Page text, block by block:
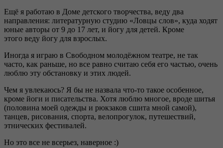
Ещё я работаю в Доме детского творчества, веду два
направления: литературную студию «Ловцы слов», куда ходят
юные авторы от 9 до 17 лет, и йогу для детей. Кроме
этого веду йогу для взрослых.
Иногда я играю в Свободном молодёжном театре, не так
часто, как раньше, но все равно считаю себя его частью, очень
люблю эту обстановку и этих людей.
Чем я увлекаюсь? Я бы не назвала что-то такое особенное,
кроме йоги и писательства. Хотя люблю многое, вроде шитья
(половина моей одежды и рюкзаков сшита мной самой),
танцев, рисования, спорта, велопрогулок, путешествий,
этнических фестивалей.
Но это все не всерьез, наверное :)